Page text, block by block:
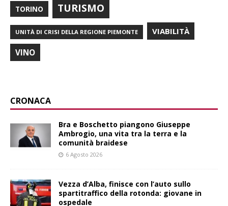
TORINO TURISMO
UNITÀ DI CRISI DELLA REGIONE PIEMONTE VIABILITÀ
VINO
CRONACA
Bra e Boschetto piangono Giuseppe
Ambrogio, una vita tra la terra e la
comunità braidese
6 Agosto 2026
Vezza d’Alba, finisce con l’auto sullo
spartitraffico della rotonda: giovane in
ospedale